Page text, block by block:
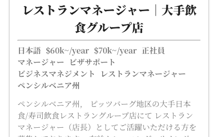
レストランマネージャー｜大手飲
食グループ店
日本語 $60k~/year $70k~/year 正社員
マネージャー ビザサポート
ビジネスマネジメント
レストランマネージャー
ペンシルベニア州
ペンシルベニア州, ピッツバーグ地区の大手日本
食/寿司飲食レストラングループ店にて レストラン
マネージャー（店長）としてご活躍いただける方を